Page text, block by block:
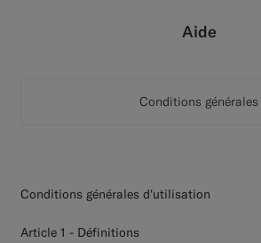
Pantalons de smoking sur mesure
Aide
Conditions générales
Conditions générales d'utilisation
Article 1 - Définitions